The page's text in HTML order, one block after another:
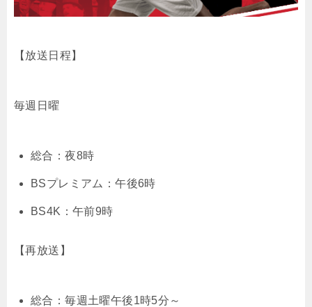
【放送日程】
毎週日曜
総合：夜8時
BSプレミアム：午後6時
BS4K：午前9時
【再放送】
総合：毎週土曜午後1時5分～